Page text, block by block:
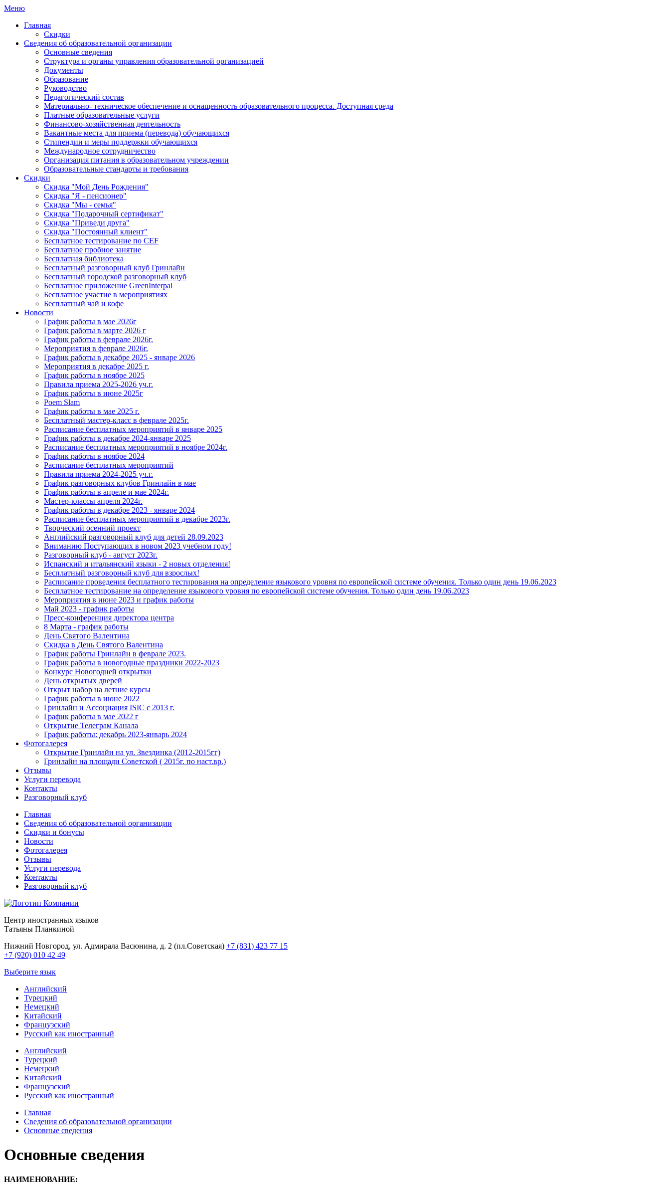
Меню
Главная
Скидки
Сведения об образовательной организации
Основные сведения
Структура и органы управления образовательной организацией
Документы
Образование
Руководство
Педагогический состав
Материально- техническое обеспечение и оснащенность образовательного процесса. Доступная среда
Платные образовательные услуги
Финансово-хозяйственная деятельность
Вакантные места для приема (перевода) обучающихся
Стипендии и меры поддержки обучающихся
Международное сотрудничество
Организация питания в образовательном учреждении
Образовательные стандарты и требования
Скидки
Скидка "Мой День Рождения"
Скидка "Я - пенсионер"
Скидка "Мы - семья"
Скидка "Подарочный сертификат"
Скидка "Приведи друга"
Скидка "Постоянный клиент"
Бесплатное тестирование по CEF
Бесплатное пробное занятие
Бесплатная библиотека
Бесплатный разговорный клуб Гринлайн
Бесплатный городской разговорный клуб
Бесплатное приложение GreenInterpal
Бесплатное участие в мероприятиях
Бесплатный чай и кофе
Новости
График работы в мае 2026г
График работы в марте 2026 г
График работы в феврале 2026г.
Мероприятия в феврале 2026г.
График работы в декабре 2025 - январе 2026
Мероприятия в декабре 2025 г.
График работы в ноябре 2025
Правила приема 2025-2026 уч.г.
График работы в июне 2025г
Poem Slam
График работы в мае 2025 г.
Бесплатный мастер-класс в феврале 2025г.
Расписание бесплатных мероприятий в январе 2025
График работы в декабре 2024-январе 2025
Расписание бесплатных мероприятий в ноябре 2024г.
График работы в ноябре 2024
Расписание бесплатных мероприятий
Правила приема 2024-2025 уч.г.
График разговорных клубов Гринлайн в мае
График работы в апреле и мае 2024г.
Мастер-классы апреля 2024г.
График работы в декабре 2023 - январе 2024
Расписание бесплатных мероприятий в декабре 2023г.
Творческий осенний проект
Английский разговорный клуб для детей 28.09.2023
Вниманию Поступающих в новом 2023 учебном году!
Разговорный клуб - август 2023г.
Испанский и итальянский языки - 2 новых отделения!
Бесплатный разговорный клуб для взрослых!
Расписание проведения бесплатного тестирования на определение языкового уровня по европейской системе обучения. Только один день 19.06.2023
Бесплатное тестирование на определение языкового уровня по европейской системе обучения. Только один день 19.06.2023
Мероприятия в июне 2023 и график работы
Май 2023 - график работы
Пресс-конференция директора центра
8 Марта - график работы
День Святого Валентина
Скидка в День Святого Валентина
График работы Гринлайн в феврале 2023.
График работы в новогодные праздники 2022-2023
Конкурс Новогодней открытки
День открытых дверей
Открыт набор на летние курсы
График работы в июне 2022
Гринлайн и Ассоциация ISIC с 2013 г.
График работы в мае 2022 г
Открытие Телеграм Канала
График работы: декабрь 2023-январь 2024
Фотогалерея
Открытие Гринлайн на ул. Звездинка (2012-2015гг)
Гринлайн на площади Советской ( 2015г. по наст.вр.)
Отзывы
Услуги перевода
Контакты
Разговорный клуб
Главная
Сведения об образовательной организации
Скидки и бонусы
Новости
Фотогалерея
Отзывы
Услуги перевода
Контакты
Разговорный клуб
Центр иностранных языков
Татьяны Планкиной
Нижний Новгород, ул. Адмирала Васюнина, д. 2 (пл.Советская) +7 (831) 423 77 15
+7 (920) 010 42 49
Выберите язык
Английский
Турецкий
Немецкий
Китайский
Французский
Русский как иностранный
Английский
Турецкий
Немецкий
Китайский
Французский
Русский как иностранный
Главная
Сведения об образовательной организации
Основные сведения
Основные сведения
НАИМЕНОВАНИЕ: